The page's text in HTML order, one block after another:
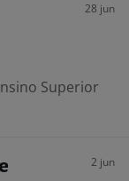
28 jun
Superior
2 jun